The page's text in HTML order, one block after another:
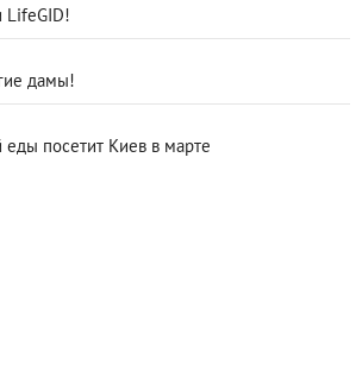
LifeGID!
дамы!
еды посетит Киев в марте